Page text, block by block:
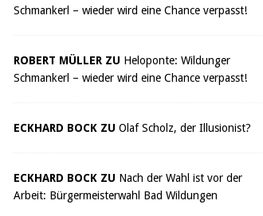
Schmankerl – wieder wird eine Chance verpasst!
ROBERT MÜLLER ZU Heloponte: Wildunger
Schmankerl – wieder wird eine Chance verpasst!
ECKHARD BOCK ZU Olaf Scholz, der Illusionist?
ECKHARD BOCK ZU Nach der Wahl ist vor der
Arbeit: Bürgermeisterwahl Bad Wildungen